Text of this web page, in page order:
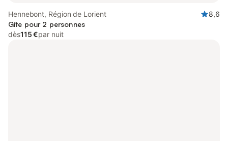
Hennebont, Région de Lorient
8,6
Gîte pour 2 personnes
dès115 €par nuit